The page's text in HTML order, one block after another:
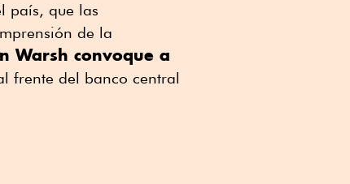
país, que las
de la
Warsh convoque a
frente del banco central